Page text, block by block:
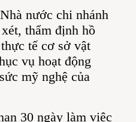
nước chi nhánh
thẩm định hồ
tế cơ sở vật
vụ hoạt động
mỹ nghệ của
30 ngày làm việc